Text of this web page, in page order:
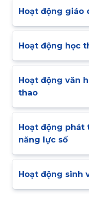
Hoạt động giáo
Hoạt động học
Hoạt động văn
thao
Hoạt động phát
năng lực số
Hoạt động sinh